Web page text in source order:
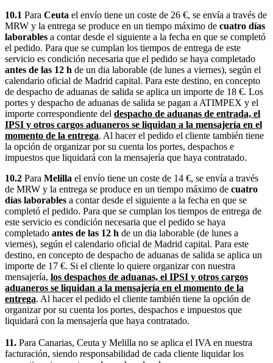
10.1 Para Ceuta el envío tiene un coste de 26 €, se envía a través de
MRW y la entrega se produce en un tiempo máximo de cuatro días
laborables a contar desde el siguiente a la fecha en que se completó
el pedido. Para que se cumplan los tiempos de entrega de este
servicio es condición necesaria que el pedido se haya completado
antes de las 12 h de un dia laborable (de lunes a viernes), según el
calendario oficial de Madrid capital. Para este destino, en concepto
de despacho de aduanas de salida se aplica un importe de 18 €. Los
portes y despacho de aduanas de salida se pagan a ATIMPEX y el
importe correspondiente del despacho de aduanas de entrada, el
IPSI y otros cargos aduaneros se liquidan a la mensajería en el
momento de la entrega. Al hacer el pedido el cliente también tiene
la opción de organizar por su cuenta los portes, despachos e
impuestos que liquidará con la mensajería que haya contratado.
10.2 Para Melilla el envío tiene un coste de 14 €, se envía a través
de MRW y la entrega se produce en un tiempo máximo de cuatro
días laborables a contar desde el siguiente a la fecha en que se
completó el pedido. Para que se cumplan los tiempos de entrega de
este servicio es condición necesaria que el pedido se haya
completado antes de las 12 h de un dia laborable (de lunes a
viernes), según el calendario oficial de Madrid capital. Para este
destino, en concepto de despacho de aduanas de salida se aplica un
importe de 17 €. Si el cliente lo quiere organizar con nuestra
mensajería, los despachos de aduanas, el IPSI y otros cargos
aduaneros se liquidan a la mensajería en el momento de la
entrega. Al hacer el pedido el cliente también tiene la opción de
organizar por su cuenta los portes, despachos e impuestos que
liquidará con la mensajería que haya contratado.
11. Para Canarias, Ceuta y Melilla no se aplica el IVA en nuestra
facturación, siendo responsabilidad de cada cliente liquidar los